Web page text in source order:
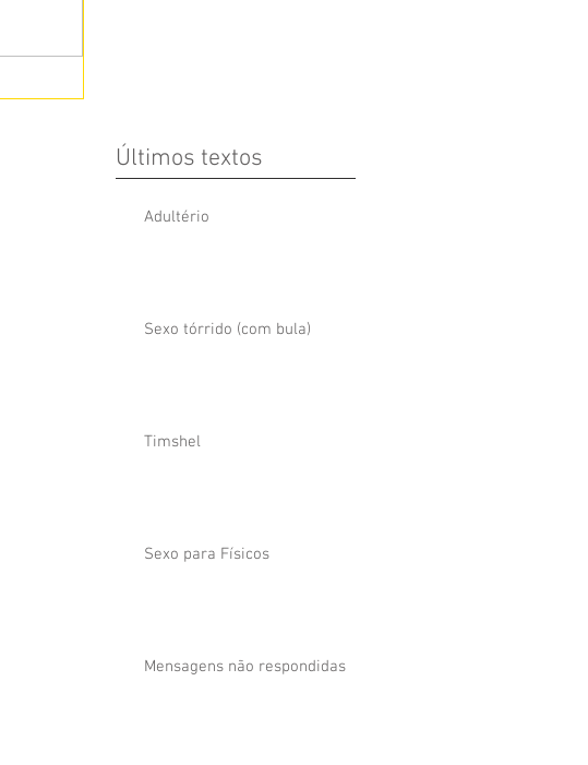
Últimos textos
Adultério
Sexo tórrido (com bula)
Timshel
Sexo para Físicos
Mensagens não respondidas